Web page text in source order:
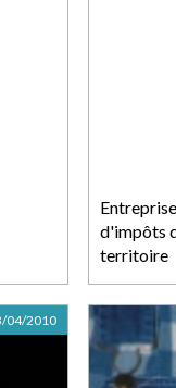
d'impôts
territoire
04/2010